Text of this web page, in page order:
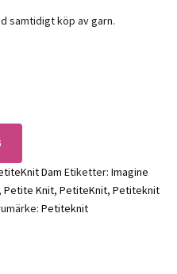
samtidigt köp av garn.
Dam Etiketter: Imagine
, Petite Knit, PetiteKnit, Petiteknit
Petiteknit